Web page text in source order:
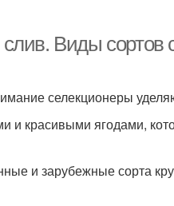
Виды
селекционеры
и красивыми ягодами,
и зарубежные сорта